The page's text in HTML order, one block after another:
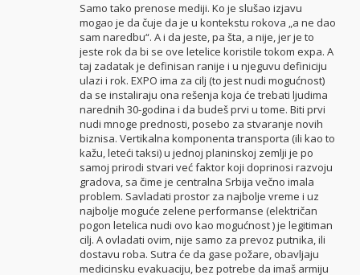
Samo tako prenose mediji. Ko je slušao izjavu
mogao je da čuje da je u kontekstu rokova „a ne dao
sam naredbu“. A i da jeste, pa šta, a nije, jer je to
jeste rok da bi se ove letelice koristile tokom expa. A
taj zadatak je definisan ranije i u njeguvu definiciju
ulazi i rok. EXPO ima za cilj (to jest nudi mogućnost)
da se instaliraju ona rešenja koja će trebati ljudima
narednih 30-godina i da budeš prvi u tome. Biti prvi
nudi mnoge prednosti, posebo za stvaranje novih
biznisa. Vertikalna komponenta transporta (ili kao to
kažu, leteći taksi) u jednoj planinskoj zemlji je po
samoj prirodi stvari već faktor koji doprinosi razvoju
gradova, sa čime je centralna Srbija večno imala
problem. Savladati prostor za najbolje vreme i uz
najbolje moguće zelene performanse (električan
pogon letelica nudi ovo kao mogućnost ) je legitiman
cilj. A ovladati ovim, nije samo za prevoz putnika, ili
dostavu roba. Sutra će da gase požare, obavljaju
medicinsku evakuaciju, bez potrebe da imaš armiju